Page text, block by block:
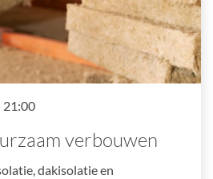
21:00
verbouwen
dakisolatie en